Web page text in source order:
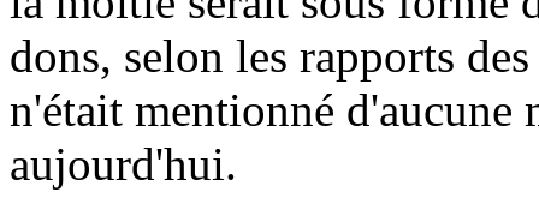
dons, selon les rapports
n'était mentionné d'aucune
aujourd'hui.